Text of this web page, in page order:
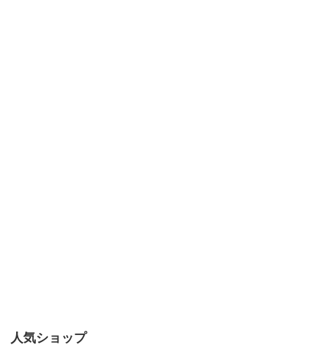
人気ショップ